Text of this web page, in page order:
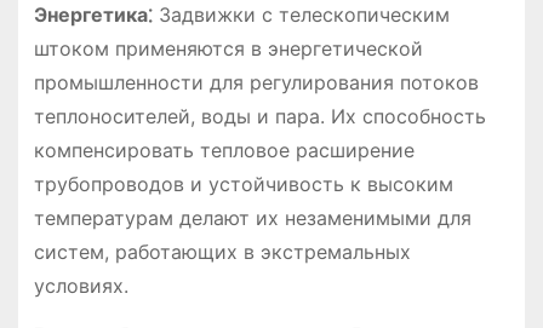
Энергетика⁚Задвижки с телескопическим
штоком применяются в энергетической
промышленности для регулирования потоков
теплоносителей, воды и пара. Их способность
компенсировать тепловое расширение
трубопроводов и устойчивость к высоким
температурам делают их незаменимыми для
систем, работающих в экстремальных
условиях.